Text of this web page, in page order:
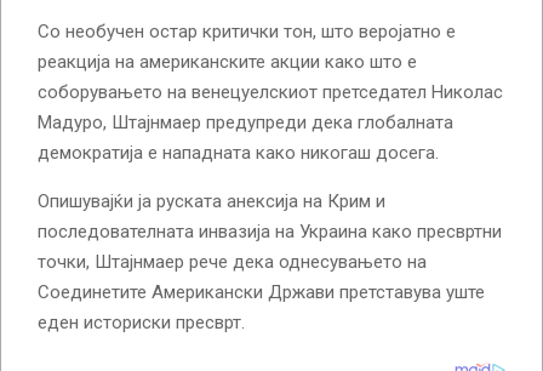
Со необучен остар критички тон, што веројатно е
реакција на американските акции како што е
соборувањето на венецуелскиот претседател Николас
Мадуро, Штајнмаер предупреди дека глобалната
демократија е нападната како никогаш досега.
Опишувајќи ја руската анексија на Крим и
последователната инвазија на Украина како пресвртни
точки, Штајнмаер рече дека однесувањето на
Соединетите Американски Држави претставува уште
еден историски пресврт.